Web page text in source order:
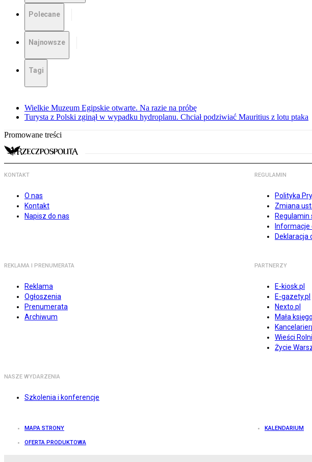
Polecane
Najnowsze
Tagi
Wielkie Muzeum Egipskie otwarte. Na razie na próbę
Turysta z Polski zginął w wypadku hydroplanu. Chciał podziwiać Mauritius z lotu ptaka
Promowane treści
KONTAKT
O nas
Kontakt
Napisz do nas
REGULAMIN
Polityka
Zmiana
Regulamin
Informacje
Deklaracja
REKLAMA I PRENUMERATA
Reklama
Ogłoszenia
Prenumerata
Archiwum
PARTNERZY
E-kiosk.pl
E-gazety.pl
Nexto.pl
Mała
Wieści
Życie
NASZE WYDARZENIA
Szkolenia i konferencje
MAPA STRONY KALENDARIUM
OFERTA PRODUKTOWA